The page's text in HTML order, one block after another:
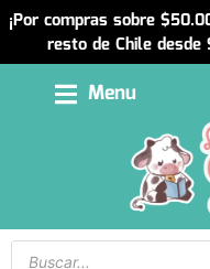
¡Por compras sobre
resto de Chile desde
Menu